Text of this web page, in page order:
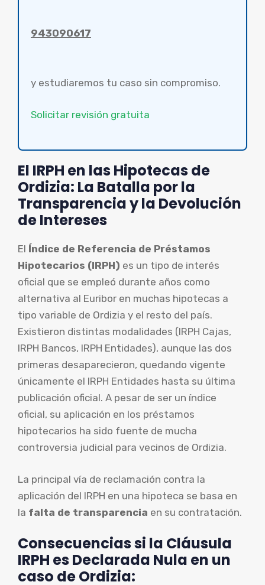
943090617
y estudiaremos tu caso sin compromiso.
Solicitar revisión gratuita
El IRPH en las Hipotecas de
Ordizia: La Batalla por la
Transparencia y la Devolución
de Intereses
El Índice de Referencia de Préstamos
Hipotecarios (IRPH) es un tipo de interés
oficial que se empleó durante años como
alternativa al Euribor en muchas hipotecas a
tipo variable de Ordizia y el resto del país.
Existieron distintas modalidades (IRPH Cajas,
IRPH Bancos, IRPH Entidades), aunque las dos
primeras desaparecieron, quedando vigente
únicamente el IRPH Entidades hasta su última
publicación oficial. A pesar de ser un índice
oficial, su aplicación en los préstamos
hipotecarios ha sido fuente de mucha
controversia judicial para vecinos de Ordizia.
La principal vía de reclamación contra la
aplicación del IRPH en una hipoteca se basa en
la falta de transparencia en su contratación.
Consecuencias si la Cláusula
IRPH es Declarada Nula en un
caso de Ordizia: